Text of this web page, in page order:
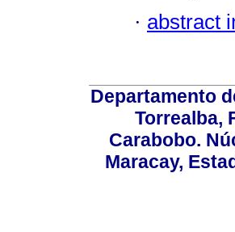
· abstract
Departamento
Torrealba,
Carabobo.
Maracay,